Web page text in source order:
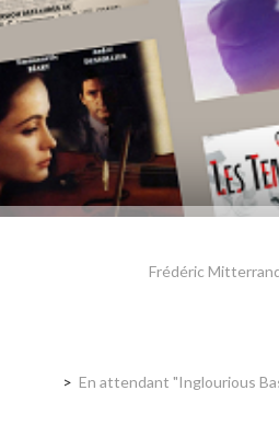
Frédéric
En attendant "Inglourious